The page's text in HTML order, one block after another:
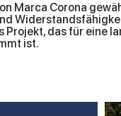
Marca Corona
Projekt, das für eine
ist.